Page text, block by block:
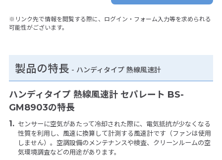
※リンク先で情報を閲覧する際に、ログイン・フォーム入力等を求められる
可能性がございます。
製品の特長 - ハンディタイプ 熱線風速計
ハンディタイプ 熱線風速計 セパレート BS-
GM8903の特長
センサーに空気があたって冷却された際に、電気抵抗が少なくなる
性質を利用し、風速に換算して計測する風速計です（ファンは使用
しません）。空調設備のメンテナンスや検査、クリーンルームの空
気環境調査などの用途があります。